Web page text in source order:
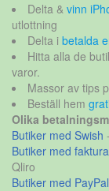
Delta & vinn
utlottning
Delta i betalda
Hitta alla de
varor.
Massor av tips
Beställ hem
Olika
Butiker med Swish
Butiker med faktura
Qliro
Butiker med PayPal